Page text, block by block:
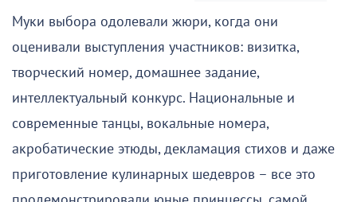
Муки выбора одолевали жюри, когда они
оценивали выступления участников: визитка,
творческий номер, домашнее задание,
интеллектуальный конкурс. Национальные и
современные танцы, вокальные номера,
акробатические этюды, декламация стихов и даже
приготовление кулинарных шедевров – все это